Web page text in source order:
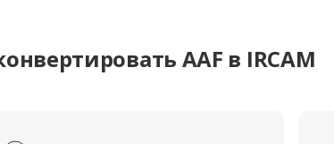
AAF в IRCAM